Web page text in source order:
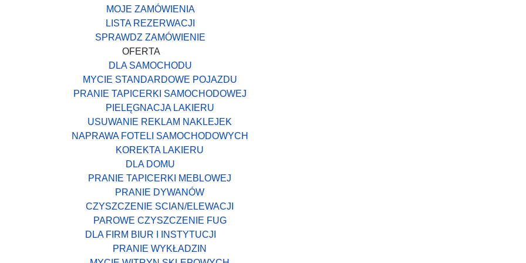
MOJE ZAMÓWIENIA
LISTA REZERWACJI
SPRAWDZ ZAMÓWIENIE
OFERTA
DLA SAMOCHODU
MYCIE STANDARDOWE POJAZDU
PRANIE TAPICERKI SAMOCHODOWEJ
PIELĘGNACJA LAKIERU
USUWANIE REKLAM NAKLEJEK
NAPRAWA FOTELI SAMOCHODOWYCH
KOREKTA LAKIERU
DLA DOMU
PRANIE TAPICERKI MEBLOWEJ
PRANIE DYWANÓW
CZYSZCZENIE SCIAN/ELEWACJI
PAROWE CZYSZCZENIE FUG
DLA FIRM BIUR I INSTYTUCJI
PRANIE WYKŁADZIN